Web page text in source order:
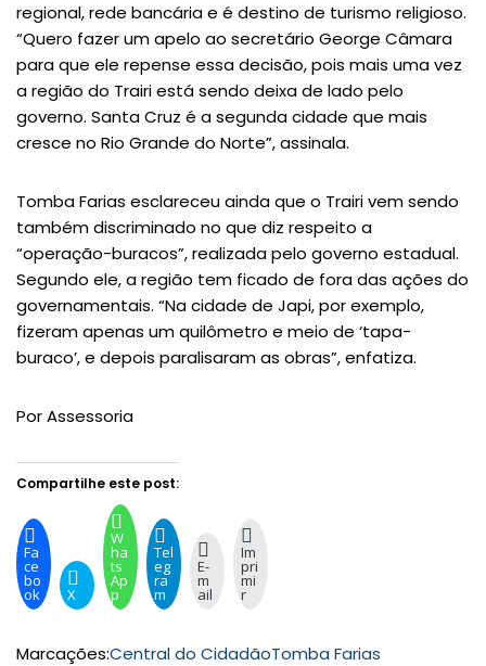
regional, rede bancária e é destino de turismo religioso.
“Quero fazer um apelo ao secretário George Câmara
para que ele repense essa decisão, pois mais uma vez
a região do Trairi está sendo deixa de lado pelo
governo. Santa Cruz é a segunda cidade que mais
cresce no Rio Grande do Norte”, assinala.
Tomba Farias esclareceu ainda que o Trairi vem sendo
também discriminado no que diz respeito a
“operação-buracos”, realizada pelo governo estadual.
Segundo ele, a região tem ficado de fora das ações do
governamentais. “Na cidade de Japi, por exemplo,
fizeram apenas um quilômetro e meio de ‘tapa-
buraco’, e depois paralisaram as obras”, enfatiza.
Por Assessoria
Compartilhe este post:
Fa
ce
bo
ok X
W
ha
ts
Ap
p
Tel
eg
ra
m
E-
m
ail
Im
pri
mi
r
Marcações:Central do CidadãoTomba Farias